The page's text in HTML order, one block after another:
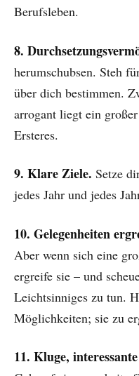
Berufsleben.
8.
herumschubsen. Steh
über dich bestimmen.
arrogant liegt ein
Ersteres.
9. Klare Ziele. Setze
jedes Jahr und jedes
10. Gelegenheiten
Aber wenn sich eine
ergreife sie – und
Leichtsinniges zu tun.
Möglichkeiten; sie zu
11. Kluge,